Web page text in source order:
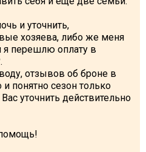
и уточнить,
хозяева, либо же меня
я перешлю оплату в
отзывов об броне в
понятно сезон только
уточнить действительно